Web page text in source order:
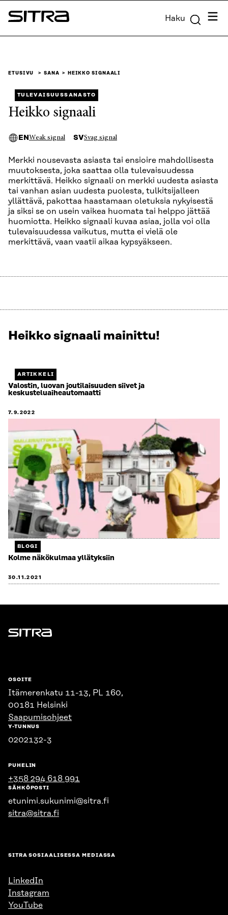
Siirry
suoraan
Sitra Haku
ETUSIVU SANA HEIKKO SIGNAALI
TULEVAISUUSSANASTO
Heikko signaali
EN Weak signal SVSvag signal
Merkki nousevasta asiasta tai ensioire mahdollisesta
muutoksesta, joka saattaa olla tulevaisuudessa
merkittävä. Heikko signaali on merkki uudesta asiasta
tai vanhan asian uudesta puolesta, tulkitsijalleen
yllättävä, pakottaa haastamaan oletuksia nykyisestä
ja siksi se on usein vaikea huomata tai helppo jättää
huomiotta. Heikko signaali kuvaa asiaa, jolla voi olla
tulevaisuudessa vaikutus, mutta ei vielä ole
merkittävä, vaan vaatii aikaa kypsyäkseen.
Heikko signaali mainittu!
ARTIKKELI
Valostin, luovan joutilaisuuden siivet ja
keskusteluaiheautomaatti
7.9.2022
BLOGI
Kolme näkökulmaa yllätyksiin
30.11.2021
Näytetään
Jäljellä
0.
Sitra
OSOITE
Itämerenkatu 11-13, PL 160,
00181 Helsinki
Saapumisohjeet
Y-TUNNUS
0202132-3
PUHELIN
+358 294 618 991
SÄHKÖPOSTI
etunimi.sukunimi@sitra.fi
sitra@sitra.fi
SITRA SOSIAALISESSA MEDIASSA
LinkedIn
Instagram
YouTube